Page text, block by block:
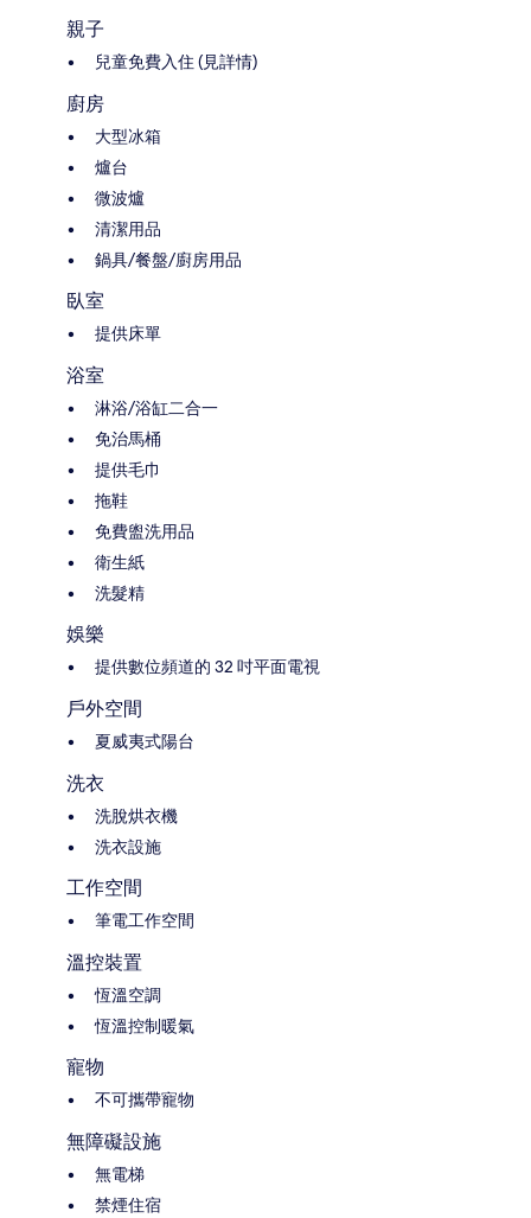
親子
兒童免費入住 (見詳情)
廚房
大型冰箱
爐台
微波爐
清潔用品
鍋具/餐盤/廚房用品
臥室
提供床單
浴室
淋浴/浴缸二合一
免治馬桶
提供毛巾
拖鞋
免費盥洗用品
衛生紙
洗髮精
娛樂
提供數位頻道的 32 吋平面電視
戶外空間
夏威夷式陽台
洗衣
洗脫烘衣機
洗衣設施
工作空間
筆電工作空間
溫控裝置
恆溫空調
恆溫控制暖氣
寵物
不可攜帶寵物
無障礙設施
無電梯
禁煙住宿